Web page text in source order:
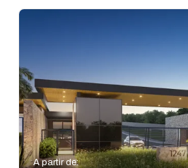
A partir de: